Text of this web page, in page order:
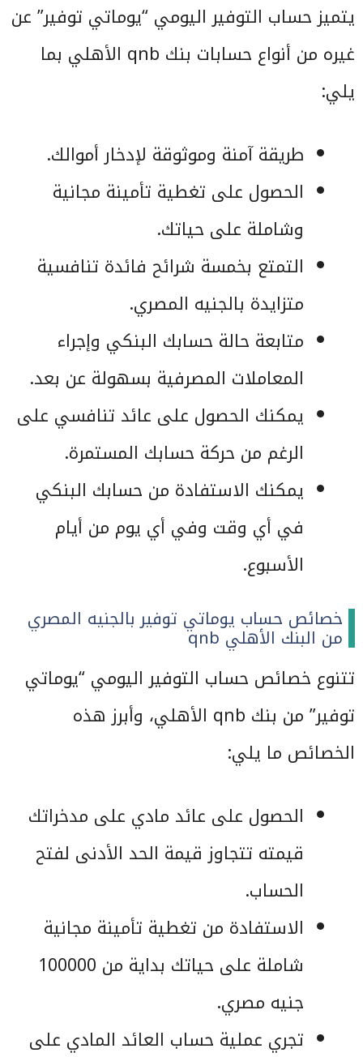
يتميز حساب التوفير اليومي “يوماتي توفير” عن
غيره من أنواع حسابات بنك qnb الأهلي بما
يلي:
طريقة آمنة وموثوقة لإدخار أموالك.
الحصول على تغطية تأمينة مجانية
وشاملة على حياتك.
التمتع بخمسة شرائح فائدة تنافسية
متزايدة بالجنيه المصري.
متابعة حالة حسابك البنكي وإجراء
المعاملات المصرفية بسهولة عن بعد.
يمكنك الحصول على عائد تنافسي على
الرغم من حركة حسابك المستمرة.
يمكنك الاستفادة من حسابك البنكي
في أي وقت وفي أي يوم من أيام
الأسبوع.
خصائص حساب يوماتي توفير بالجنيه المصري
من البنك الأهلي qnb
تتنوع خصائص حساب التوفير اليومي “يوماتي
توفير” من بنك qnb الأهلي، وأبرز هذه
الخصائص ما يلي:
الحصول على عائد مادي على مدخراتك
قيمته تتجاوز قيمة الحد الأدنى لفتح
الحساب.
الاستفادة من تغطية تأمينة مجانية
شاملة على حياتك بداية من 100000
جنيه مصري.
تجري عملية حساب العائد المادي على